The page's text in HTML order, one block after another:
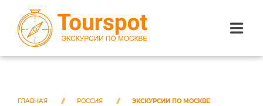
ЭКСКУРСИИ ПО МОСКВЕ
ГЛАВНАЯ РОССИЯ ЭКСКУРСИИ ПО МОСКВЕ